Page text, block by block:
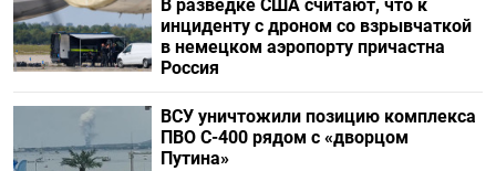
В разведке США считают, что к
инциденту с дроном со взрывчаткой
в немецком аэропорту причастна
Россия
ВСУ уничтожили позицию комплекса
ПВО С-400 рядом с «дворцом
Путина»